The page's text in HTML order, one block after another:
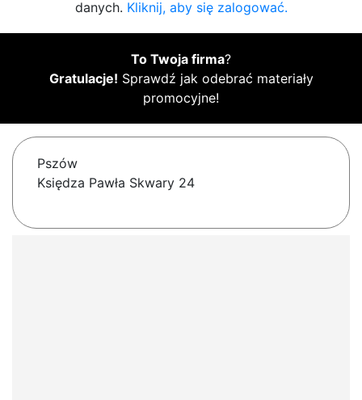
danych. Kliknij, aby się zalogować.
To Twoja firma?
Gratulacje! Sprawdź jak odebrać materiały
promocyjne!
Pszów
Księdza Pawła Skwary 24